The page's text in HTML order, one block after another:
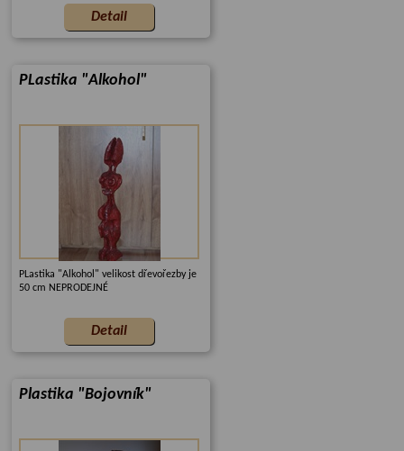
PLastika "Alkohol"
PLastika "Alkohol" velikost dřevořezby je
50 cm NEPRODEJNÉ
Plastika "Bojovník"